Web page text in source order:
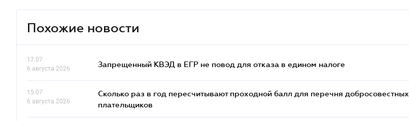
Похожие новости
17.07
6 августа 2026
Запрещенный КВЭД в ЕГР не повод для отказа в едином налоге
15.07
6 августа 2026
Сколько раз в год пересчитывают проходной балл для перечня добросовестных
плательщиков